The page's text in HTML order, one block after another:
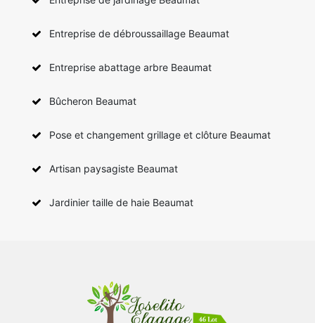
Entreprise de débroussaillage Beaumat
Entreprise abattage arbre Beaumat
Bûcheron Beaumat
Pose et changement grillage et clôture Beaumat
Artisan paysagiste Beaumat
Jardinier taille de haie Beaumat